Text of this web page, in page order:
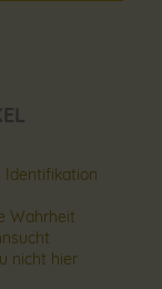
Identifikation
Wahrheit
nicht hier